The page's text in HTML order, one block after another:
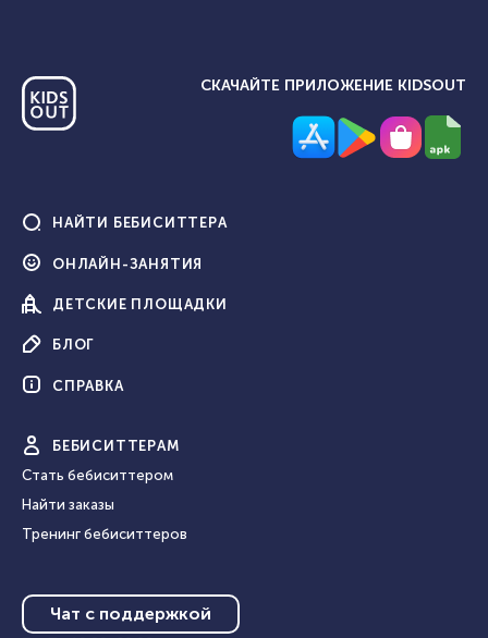
СКАЧАЙТЕ ПРИЛОЖЕНИЕ KIDSOUT
НАЙТИ БЕБИСИТТЕРА
ОНЛАЙН-ЗАНЯТИЯ
ДЕТСКИЕ ПЛОЩАДКИ
БЛОГ
СПРАВКА
БЕБИ СИТТЕРАМ
Стать бебиситтером
Найти заказы
Тренинг бебиситтеров
Чат с поддержкой